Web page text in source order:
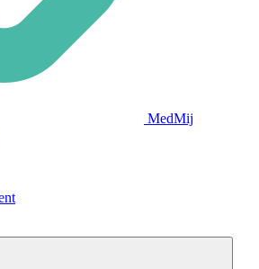
MedMij